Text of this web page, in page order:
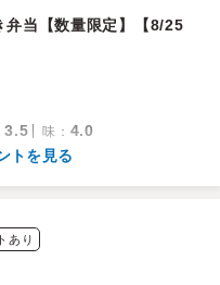
弁当【数量限定】【8/25
3.5 味 ： 4.0
トを見る
あり